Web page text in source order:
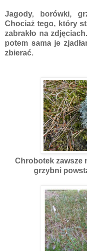
Jagody, borówki,
Chociaż tego, który
zabrakło na
potem sama je
zbierać.
Chrobotek zawsze
grzybni